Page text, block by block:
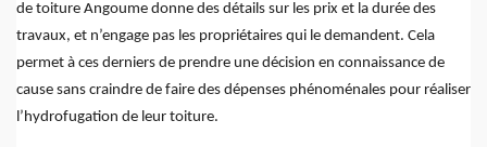
de toiture Angoume donne des détails sur les prix et la durée des
travaux, et n’engage pas les propriétaires qui le demandent. Cela
permet à ces derniers de prendre une décision en connaissance de
cause sans craindre de faire des dépenses phénoménales pour réaliser
l’hydrofugation de leur toiture.